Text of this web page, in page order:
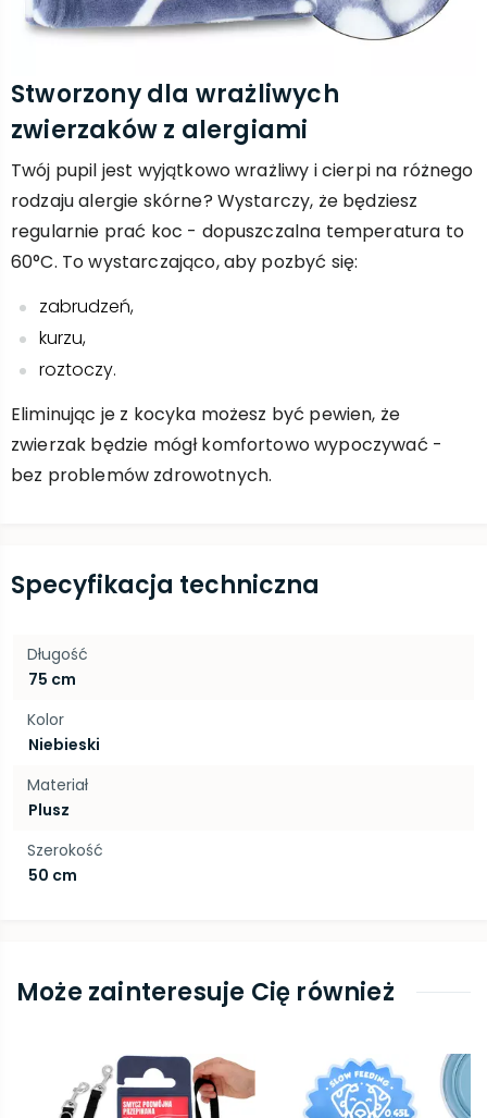
Stworzony dla wrażliwych
zwierzaków z alergiami
Twój pupil jest wyjątkowo wrażliwy i cierpi na różnego
rodzaju alergie skórne? Wystarczy, że będziesz
regularnie prać koc - dopuszczalna temperatura to
60°C. To wystarczająco, aby pozbyć się:
zabrudzeń,
kurzu,
roztoczy.
Eliminując je z kocyka możesz być pewien, że
zwierzak będzie mógł komfortowo wypoczywać -
bez problemów zdrowotnych.
Specyfikacja techniczna
Długość
75 cm
Kolor
Niebieski
Materiał
Plusz
Szerokość
50 cm
Może zainteresuje Cię również